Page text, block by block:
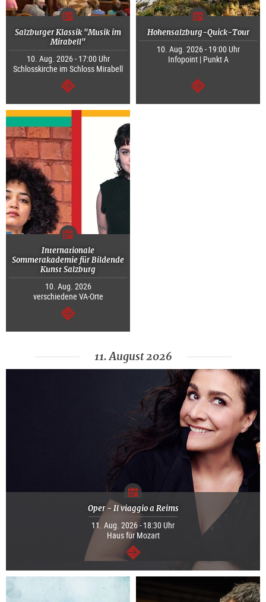
Salzburger Klassik "Musik im
Mirabell"
10. Aug. 2026 - 17:00 Uhr
Schlosskirche im Schloss Mirabell
weiter
Hohensalzburg-Quick-Tour
10. Aug. 2026 - 19:00 Uhr
Infopoint | Punkt A
weiter
Internationale
Sommerakademie für Bildende
Kunst Salzburg
10. Aug. 2026
verschiedene VA-Orte
weiter
11. August 2026
Oper - Il viaggio a Reims
11. Aug. 2026 - 18:30 Uhr
Haus für Mozart
weiter